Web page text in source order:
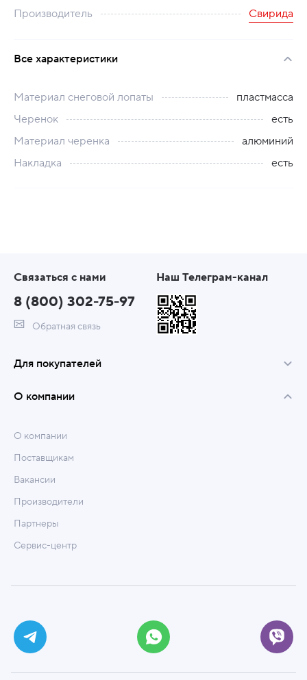
Производитель
Свирида
Все характеристики
Материал снеговой лопаты
пластмасса
Черенок
есть
Материал черенка
алюминий
Накладка
есть
Связаться с нами
8 (800) 302-75-97
Обратная связь
Наш Телеграм-канал
Для покупателей
О компании
О компании
Поставщикам
Вакансии
Производители
Партнеры
Сервис-центр